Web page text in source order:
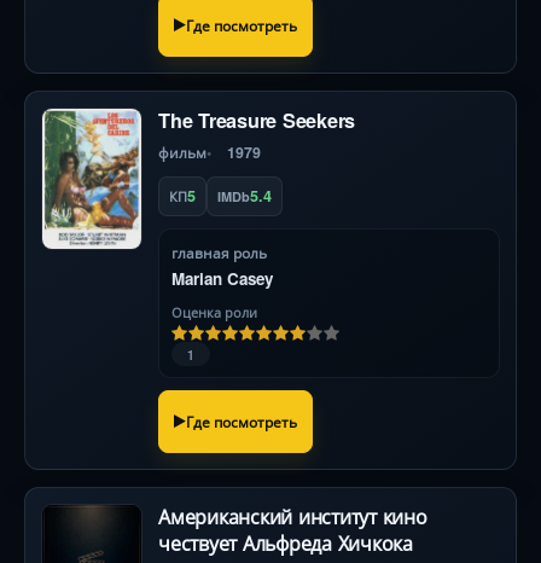
Где посмотреть
The Treasure Seekers
фильм 1979
КП5 IMDb5.4
главная роль
Marian Casey
Оценка роли
1
Где посмотреть
Американский институт кино
чествует Альфреда Хичкока